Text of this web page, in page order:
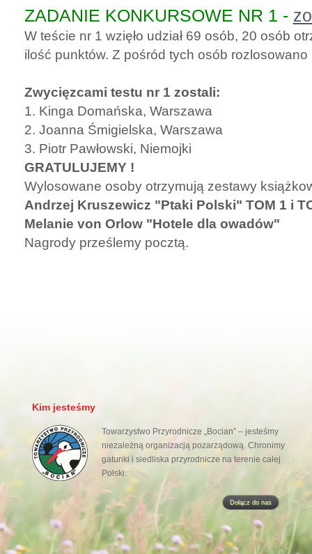
ZADANIE KONKURSOWE NR 1 -
W teście nr 1 wzięło udział 69 osób, 20 osób
ilość punktów. Z pośród tych osób rozlosowano
Zwycięzcami testu nr 1 zostali:
1. Kinga Domańska, Warszawa
2. Joanna Śmigielska, Warszawa
3. Piotr Pawłowski, Niemojki
GRATULUJEMY !
Wylosowane osoby otrzymują zestawy
Andrzej Kruszewicz "Ptaki Polski" TOM 1 i
Melanie von Orlow "Hotele dla owadów"
Nagrody prześlemy pocztą.
Kim jesteśmy
Towarzystwo Przyrodnicze „Bocian” – jesteśmy
niezależną organizacją pozarządową. Chronimy
gatunki i siedliska przyrodnicze na terenie całej
Polski.
Dołącz do nas